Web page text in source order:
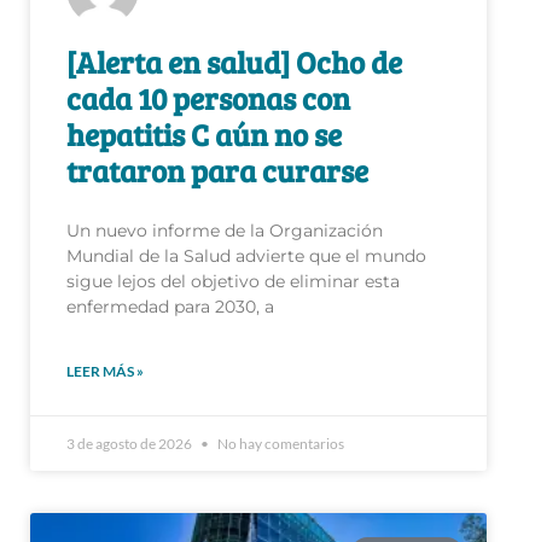
[Alerta en salud] Ocho de
cada 10 personas con
hepatitis C aún no se
trataron para curarse
Un nuevo informe de la Organización
Mundial de la Salud advierte que el mundo
sigue lejos del objetivo de eliminar esta
enfermedad para 2030, a
LEER MÁS »
3 de agosto de 2026 No hay comentarios